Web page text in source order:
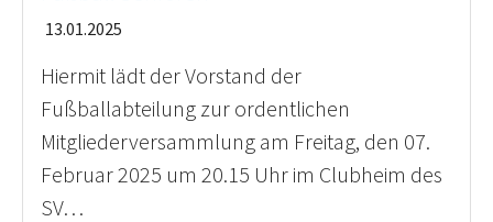
13.01.2025
Hiermit lädt der Vorstand der
Fußballabteilung zur ordentlichen
Mitgliederversammlung am Freitag, den 07.
Februar 2025 um 20.15 Uhr im Clubheim des
SV…